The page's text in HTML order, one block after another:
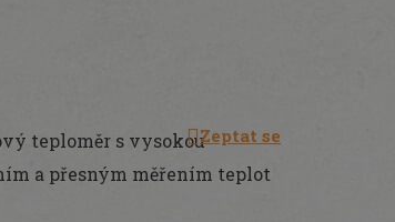
teploměr s vysokou
a přesným měřením teplot
Zeptat se